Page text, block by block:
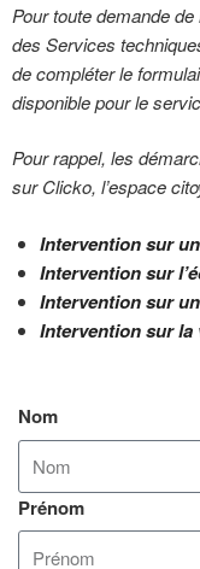
Pour toute demande
des Services
de compléter le
disponible pour le
Pour rappel, les
sur Clicko, l’espace
Intervention sur
Intervention sur
Intervention sur
Intervention sur la
Nom
Prénom